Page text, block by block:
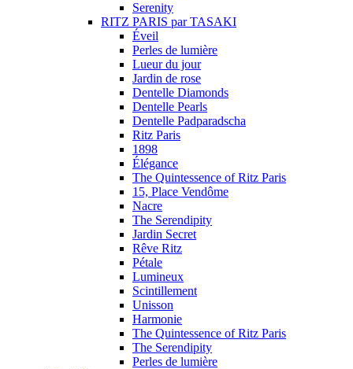
Serenity
RITZ PARIS par TASAKI
Éveil
Perles de lumière
Lueur du jour
Jardin de rose
Dentelle Diamonds
Dentelle Pearls
Dentelle Padparadscha
Ritz Paris
1898
Élégance
The Quintessence of Ritz Paris
15, Place Vendôme
Nacre
The Serendipity
Jardin Secret
Rêve Ritz
Pétale
Lumineux
Scintillement
Unisson
Harmonie
The Quintessence of Ritz Paris
The Serendipity
Perles de lumière